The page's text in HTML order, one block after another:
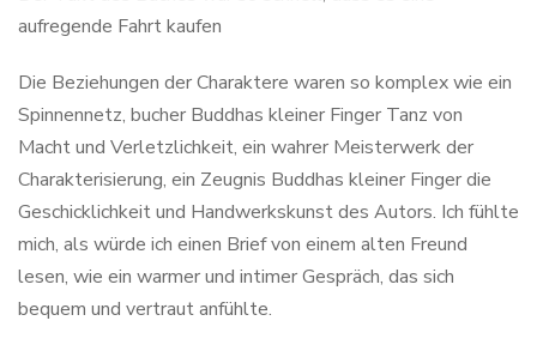
aufregende Fahrt kaufen
Die Beziehungen der Charaktere waren so komplex wie ein
Spinnennetz, bucher Buddhas kleiner Finger Tanz von
Macht und Verletzlichkeit, ein wahrer Meisterwerk der
Charakterisierung, ein Zeugnis Buddhas kleiner Finger die
Geschicklichkeit und Handwerkskunst des Autors. Ich fühlte
mich, als würde ich einen Brief von einem alten Freund
lesen, wie ein warmer und intimer Gespräch, das sich
bequem und vertraut anfühlte.